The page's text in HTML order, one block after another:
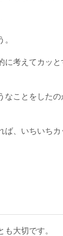
考えてカッ
ことをした
、いちいち
大切です。